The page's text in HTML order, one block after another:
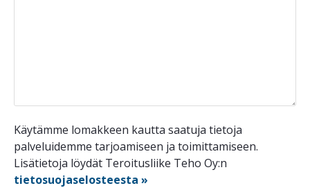
Käytämme lomakkeen kautta saatuja tietoja
palveluidemme tarjoamiseen ja toimittamiseen.
Lisätietoja löydät Teroitusliike Teho Oy:n
tietosuojaselosteesta »